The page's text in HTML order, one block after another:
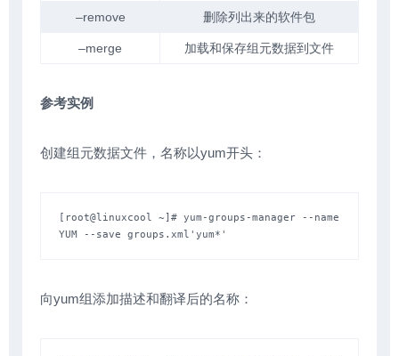
–remove 删除列出来的软件包
–merge 加载和保存组元数据到文件
参考实例
创建组元数据文件，名称以yum开头：
[root@linuxcool ~]# yum-groups-manager --name
YUM --save groups.xml'yum*'
向yum组添加描述和翻译后的名称：